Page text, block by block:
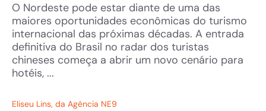
O Nordeste pode estar diante de uma das
maiores oportunidades econômicas do turismo
internacional das próximas décadas. A entrada
definitiva do Brasil no radar dos turistas
chineses começa a abrir um novo cenário para
hotéis, ...
Eliseu Lins, da Agência NE9